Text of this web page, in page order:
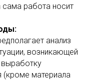
работа носит
анализ
возникающей
(кроме материала